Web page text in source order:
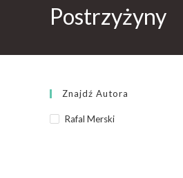
Postrzyżyny
Znajdź Autora
Rafal Merski